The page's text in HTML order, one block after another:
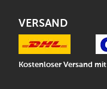
VERSAND
Kostenloser Versand